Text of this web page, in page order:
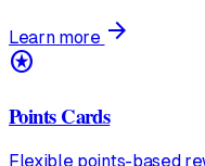
Learn more arrow_forward
stars
Points Cards
Flexible points-based